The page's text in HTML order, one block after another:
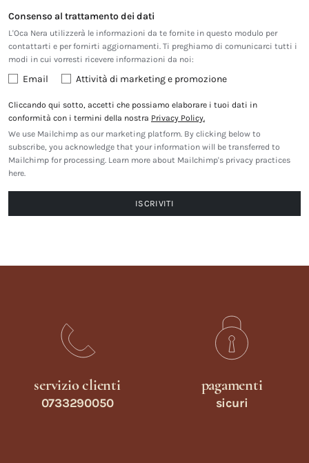
Consenso al trattamento dei dati
L'Oca Nera utilizzerà le informazioni da te fornite in questo modulo per
contattarti e per fornirti aggiornamenti. Ti preghiamo di comunicarci tutti i
modi in cui vorresti ricevere informazioni da noi:
Email Attività di marketing e promozione
Cliccando qui sotto, accetti che possiamo elaborare i tuoi dati in
conformità con i termini della nostra Privacy Policy.
We use Mailchimp as our marketing platform. By clicking below to
subscribe, you acknowledge that your information will be transferred to
Mailchimp for processing. Learn more about Mailchimp's privacy practices
here.
servizio clienti
0733290050
pagamenti
sicuri